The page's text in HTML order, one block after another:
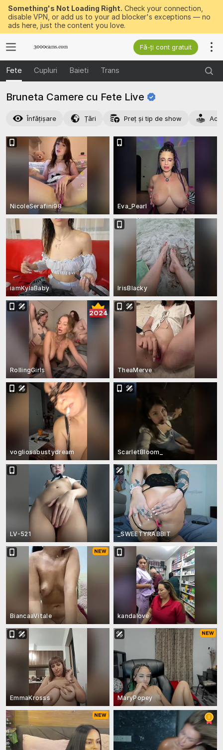
Something's Not Loading Right. Check your connection,
disable VPN, or add us to your ad blocker's exceptions — no
ads here, just the content you love.
Fă-ți cont gratuit
Fete Cupluri Baieti Trans
Bruneta Camere cu Fete Live
Înfățișare Țări Preț și tip de show
NicoleSerafini98 Eva_Pearl
iamKylaBaby IrisBlacky
2024
RollingGirls TheaMerve
vogliosabustydream ScarletBloom_
LV-521 _SWEETYRABBIT
BiancaaVitale kandalove
EmmaKrosss MaryPopey